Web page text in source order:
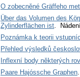
O zobecněné Gräffeho
Über das Volumen des
Zylinderflächen ist.
Poznámka k teorii
Přehled výsledků
Inflexní body některých
Paare Hajóssche Graphen